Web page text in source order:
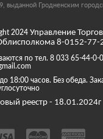
выданной Гродненским
2024 Управление
8-0152-77-
по тел. 8 033 65-44-0-
18:00 часов. Без обеда.
реестр - 18.01.2024г